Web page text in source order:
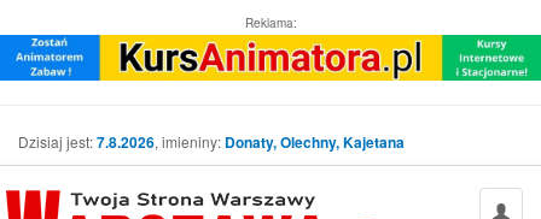
Reklama:
Dzisiaj jest:7.8.2026, imieniny: Donaty, Olechny, Kajetana